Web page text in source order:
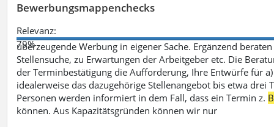
Bewerbungsmappenchecks
Relevanz:
79%
überzeugende Werbung in eigener Sache. Ergänzend
Stellensuche, zu Erwartungen der Arbeitgeber etc. Die
der Terminbestätigung die Aufforderung, Ihre Entwürfe für
idealerweise das dazugehörige Stellenangebot bis etwa
Personen werden informiert in dem Fall, dass ein Termin z. B
können. Aus Kapazitätsgründen können wir nur